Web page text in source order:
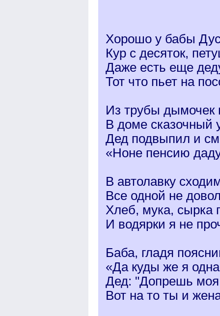
Хорошо у бабы
Кур с десяток,
Даже есть еще
Тот что пьет на
Из трубы дымочек
В доме сказочный
Дед подвыпил и
«Ноне пенсию
В автолавку
Все одной не
Хлеб, мука, сырка
И водярки я не
Баба, гладя
«Да куды же я
Дед: "Допрешь
Вот на то ты и